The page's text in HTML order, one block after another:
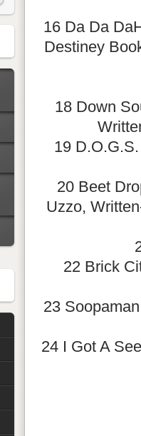
16 Da Da
Destiney
18 Down
19
20 Beet
Uzzo,
22 Brick
23
24 I Got A